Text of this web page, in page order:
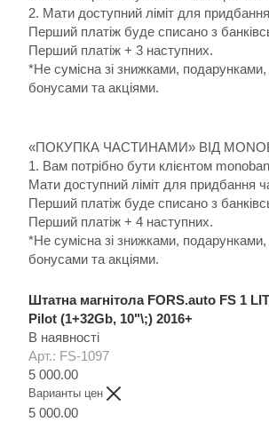
2. Мати доступний ліміт для
Перший платіж буде списано з
Перший платіж + 3 наступних.
*Не сумісна зі знижками,
бонусами та акціями.
«ПОКУПКА ЧАСТИНАМИ» ВІД
1. Вам потрібно бути клієнтом
Мати доступний ліміт для придбання
Перший платіж буде списано з
Перший платіж + 4 наступних.
*Не сумісна зі знижками,
бонусами та акціями.
Штатна магнітола FORS.auto FS 1
Pilot (1+32Gb, 10"\;) 2016+
В наявності
Арт.: FS-1097
5 000.00
Варианты цен
5 000.00